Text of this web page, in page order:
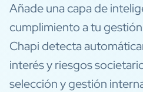
Añade una capa de
cumplimiento a tu
Chapi detecta
interés y riesgos
selección y gestión